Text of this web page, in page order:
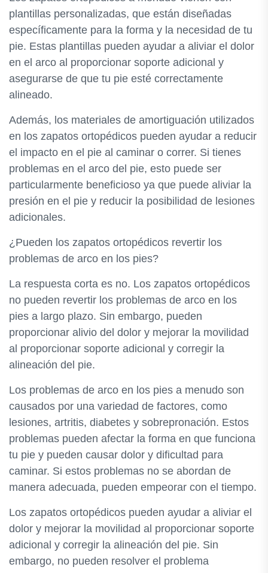
plantillas personalizadas, que están diseñadas
específicamente para la forma y la necesidad de tu
pie. Estas plantillas pueden ayudar a aliviar el dolor
en el arco al proporcionar soporte adicional y
asegurarse de que tu pie esté correctamente
alineado.
Además, los materiales de amortiguación utilizados
en los zapatos ortopédicos pueden ayudar a reducir
el impacto en el pie al caminar o correr. Si tienes
problemas en el arco del pie, esto puede ser
particularmente beneficioso ya que puede aliviar la
presión en el pie y reducir la posibilidad de lesiones
adicionales.
¿Pueden los zapatos ortopédicos revertir los
problemas de arco en los pies?
La respuesta corta es no. Los zapatos ortopédicos
no pueden revertir los problemas de arco en los
pies a largo plazo. Sin embargo, pueden
proporcionar alivio del dolor y mejorar la movilidad
al proporcionar soporte adicional y corregir la
alineación del pie.
Los problemas de arco en los pies a menudo son
causados ​​por una variedad de factores, como
lesiones, artritis, diabetes y sobrepronación. Estos
problemas pueden afectar la forma en que funciona
tu pie y pueden causar dolor y dificultad para
caminar. Si estos problemas no se abordan de
manera adecuada, pueden empeorar con el tiempo.
Los zapatos ortopédicos pueden ayudar a aliviar el
dolor y mejorar la movilidad al proporcionar soporte
adicional y corregir la alineación del pie. Sin
embargo, no pueden resolver el problema